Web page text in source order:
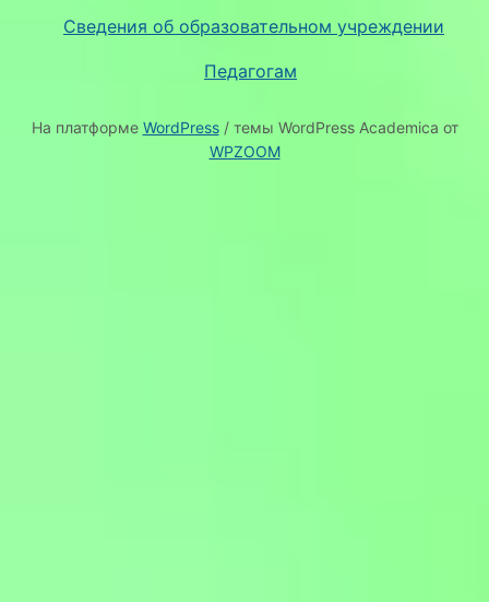
Сведения об образовательном учреждении
Педагогам
На платформе WordPress/ темы WordPress Academica от
WPZOOM